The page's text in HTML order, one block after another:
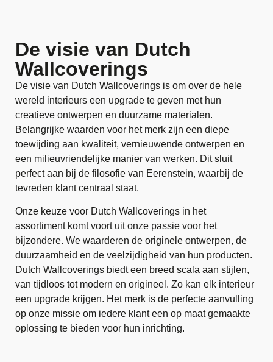
De visie van Dutch
Wallcoverings
De visie van Dutch Wallcoverings is om over de hele
wereld interieurs een upgrade te geven met hun
creatieve ontwerpen en duurzame materialen.
Belangrijke waarden voor het merk zijn een diepe
toewijding aan kwaliteit, vernieuwende ontwerpen en
een milieuvriendelijke manier van werken. Dit sluit
perfect aan bij de filosofie van Eerenstein, waarbij de
tevreden klant centraal staat.
Onze keuze voor Dutch Wallcoverings in het
assortiment komt voort uit onze passie voor het
bijzondere. We waarderen de originele ontwerpen, de
duurzaamheid en de veelzijdigheid van hun producten.
Dutch Wallcoverings biedt een breed scala aan stijlen,
van tijdloos tot modern en origineel. Zo kan elk interieur
een upgrade krijgen. Het merk is de perfecte aanvulling
op onze missie om iedere klant een op maat gemaakte
oplossing te bieden voor hun inrichting.